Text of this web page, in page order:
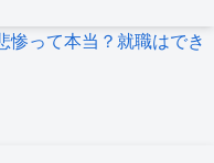
惨って本当？就職はでき